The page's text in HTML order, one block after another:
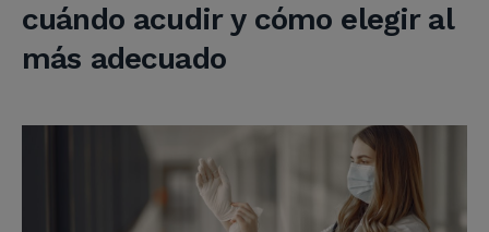
cuándo acudir y cómo elegir al
más adecuado